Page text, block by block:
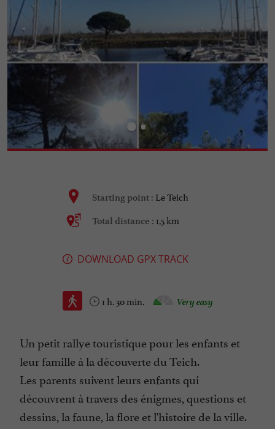
Starting point : Le Teich
Total distance : 1,5 km
DOWNLOAD GPX TRACK
1 h. 30 min. Very easy
Un petit rallye touristique pour les enfants et
leur famille à la découverte du Teich.
Les parents suivent leurs enfants qui
découvrent à travers des énigmes, questions et
dessins, la faune, la flore et l'histoire de la ville.